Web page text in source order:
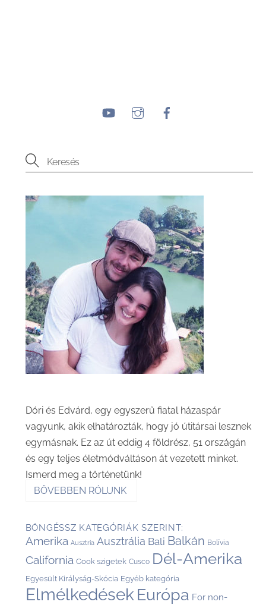
YouTubeInstagram
Dóri és Edvárd, egy egyszerű fiatal házaspár
vagyunk, akik elhatározták, hogy jó útitársai lesznek
egymásnak. Ez az út eddig 4 földrész, 51 országán
és egy teljes életmódváltáson át vezetett minket.
Ismerd meg a történetünk!
BŐVEBBEN RÓLUNK
BÖNGÉSSZ KATEGÓRIÁK SZERINT:
Amerika Ausztria Ausztrália Bali Balkán Bolívia
California Cook szigetek Cusco Dél-Amerika
Egyesült Királyság-Skócia Egyéb kategória
Elmélkedések Európa For non-